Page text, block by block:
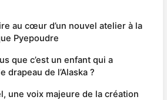
au cœur d’un nouvel atelier à la
Pyepoudre
que c’est un enfant qui a
drapeau de l’Alaska ?
une voix majeure de la création